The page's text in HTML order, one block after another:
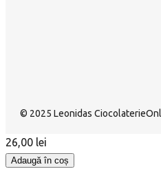
© 2025 Leonidas
26,00 lei
Adaugă în coș